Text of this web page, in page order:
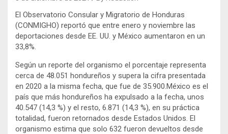
El Observatorio Consular y Migratorio de Honduras
(CONMIGHO) reportó que entre enero y noviembre las
deportaciones desde EE. UU. y México aumentaron en un
33,8%.
Según un reporte del organismo el porcentaje representa
cerca de 48.051 hondureños y supera la cifra presentada
en 2020 a la misma fecha, que fue de 35.900.México es el
país que más hondureños ha expulsado a la fecha, unos
40.547 (14,3 %) y el resto, 6.871 (14,3 %), en su práctica
totalidad, fueron retornados desde Estados Unidos. El
organismo estima que solo 632 fueron devueltos desde